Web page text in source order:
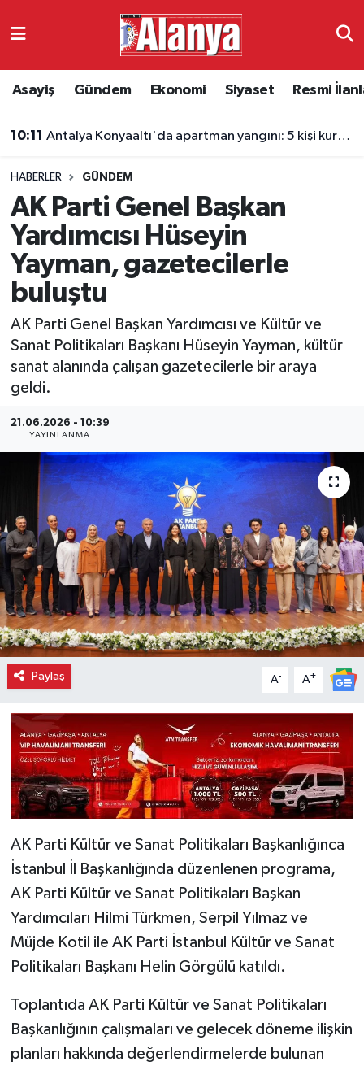
Asayiş Gündem Ekonomi Siyaset Resmi
10:11 Antalya Konyaaltı'da apartman yangını: 5 kişi kurtarıldı
10:10 Kepez'de kiralar 20 bin lirayı buldu: Barınma krizi uyarısı
HABERLER GÜNDEM
AK Parti Genel Başkan
Yardımcısı Hüseyin
Yayman, gazetecilerle
buluştu
AK Parti Genel Başkan Yardımcısı ve Kültür ve
Sanat Politikaları Başkanı Hüseyin Yayman, kültür
sanat alanında çalışan gazetecilerle bir araya
geldi.
21.06.2026 - 10:39
YAYINLANMA
Paylaş A- A+
AK Parti Kültür ve Sanat Politikaları Başkanlığınca
İstanbul İl Başkanlığında düzenlenen programa,
AK Parti Kültür ve Sanat Politikaları Başkan
Yardımcıları Hilmi Türkmen, Serpil Yılmaz ve
Müjde Kotil ile AK Parti İstanbul Kültür ve Sanat
Politikaları Başkanı Helin Görgülü katıldı.
Toplantıda AK Parti Kültür ve Sanat Politikaları
Başkanlığının çalışmaları ve gelecek döneme ilişkin
planları hakkında değerlendirmelerde bulunan
Ekonomi
Resmi İlanlar
Alanyaspor
Turizm
E-Gazete
Antalya Namaz Vakitleri
Süper Lig Puan Durumu ve Fikstür
Tüm Manşetler
Son Dakika Haberleri
Haber Arşivi